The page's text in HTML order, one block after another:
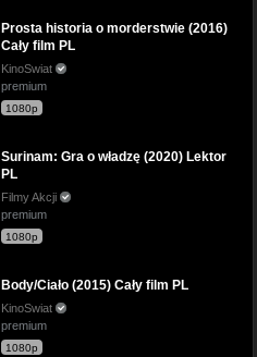
Prosta historia o morderstwie (2016)
Cały film PL
KinoSwiat
premium
1080p
Surinam: Gra o władzę (2020) Lektor
PL
Filmy Akcji
premium
1080p
Body/Ciało (2015) Cały film PL
KinoSwiat
premium
1080p